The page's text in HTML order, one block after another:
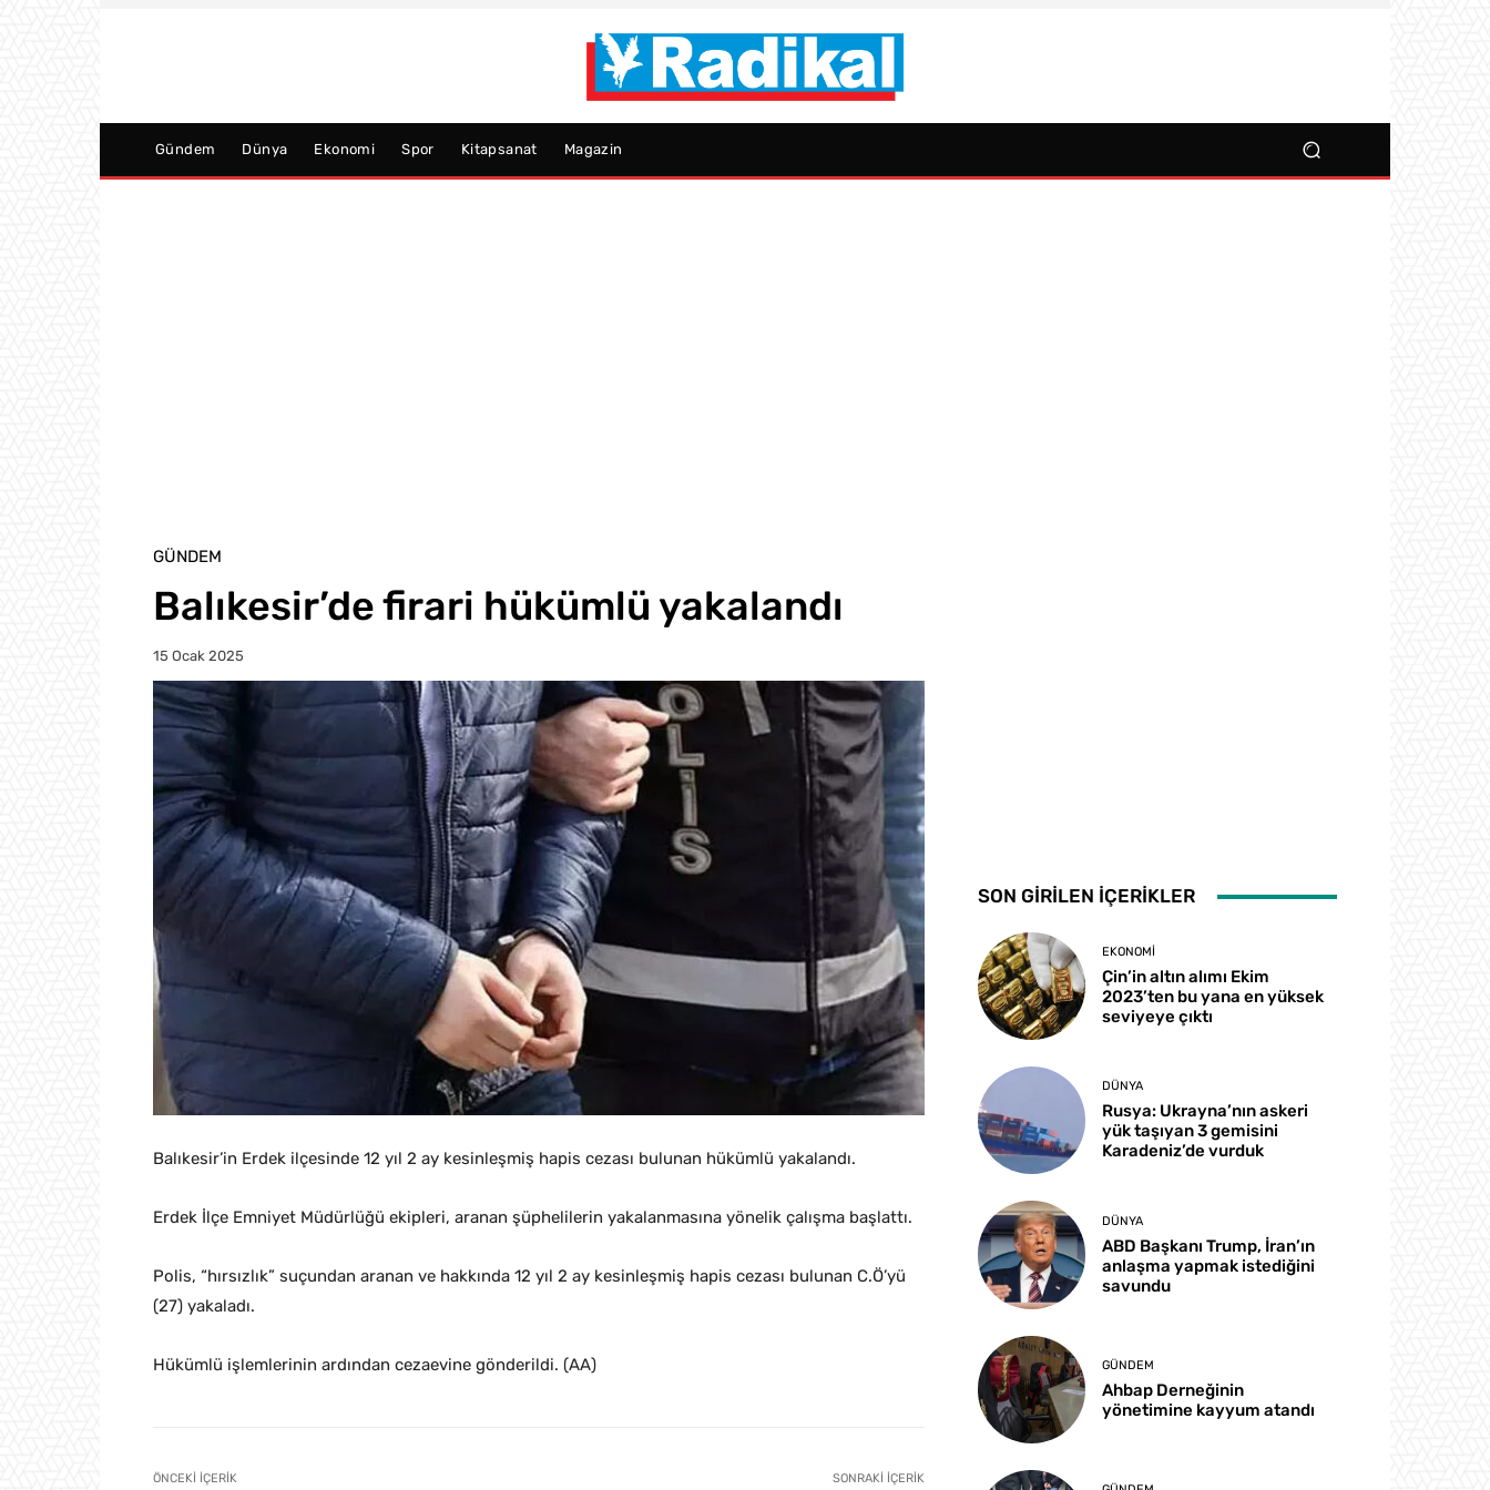
Gündem Dünya Ekonomi Spor Kitapsanat Magazin
GÜNDEM
Balıkesir’de firari hükümlü yakalandı
15 Ocak 2025
Balıkesir’in Erdek ilçesinde 12 yıl 2 ay kesinleşmiş hapis cezası bulunan hükümlü yakalandı.
Erdek İlçe Emniyet Müdürlüğü ekipleri, aranan şüphelilerin yakalanmasına yönelik çalışma başlattı.
Polis, “hırsızlık” suçundan aranan ve hakkında 12 yıl 2 ay kesinleşmiş hapis cezası bulunan C.Ö’yü
(27) yakaladı.
Hükümlü işlemlerinin ardından cezaevine gönderildi. (AA)
ÖNCEKI İÇERIK SONRAKI İÇERIK
SON GİRİLEN İÇERİKLER
EKONOMI
Çin’in altın alımı Ekim
2023’ten bu yana en yüksek
seviyeye çıktı
DÜNYA
Rusya: Ukrayna’nın askeri
yük taşıyan 3 gemisini
Karadeniz’de vurduk
DÜNYA
ABD Başkanı Trump, İran’ın
anlaşma yapmak istediğini
savundu
GÜNDEM
Ahbap Derneğinin
yönetimine kayyum atandı